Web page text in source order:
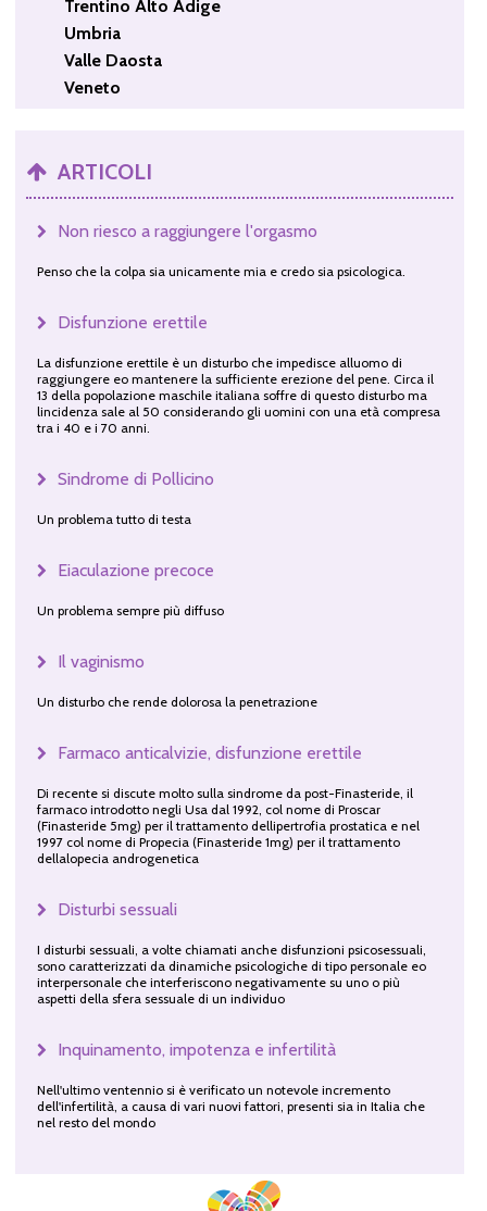
Trentino Alto Adige
Umbria
Valle Daosta
Veneto
ARTICOLI
Non riesco a raggiungere l'orgasmo
Penso che la colpa sia unicamente mia e credo sia psicologica.
Disfunzione erettile
La disfunzione erettile è un disturbo che impedisce alluomo di
raggiungere eo mantenere la sufficiente erezione del pene. Circa il
13 della popolazione maschile italiana soffre di questo disturbo ma
lincidenza sale al 50 considerando gli uomini con una età compresa
tra i 40 e i 70 anni.
Sindrome di Pollicino
Un problema tutto di testa
Eiaculazione precoce
Un problema sempre più diffuso
Il vaginismo
Un disturbo che rende dolorosa la penetrazione
Farmaco anticalvizie, disfunzione erettile
Di recente si discute molto sulla sindrome da post-Finasteride, il
farmaco introdotto negli Usa dal 1992, col nome di Proscar
(Finasteride 5mg) per il trattamento dellipertrofia prostatica e nel
1997 col nome di Propecia (Finasteride 1mg) per il trattamento
dellalopecia androgenetica
Disturbi sessuali
I disturbi sessuali, a volte chiamati anche disfunzioni psicosessuali,
sono caratterizzati da dinamiche psicologiche di tipo personale eo
interpersonale che interferiscono negativamente su uno o più
aspetti della sfera sessuale di un individuo
Inquinamento, impotenza e infertilità
Nell'ultimo ventennio si è verificato un notevole incremento
dell'infertilità, a causa di vari nuovi fattori, presenti sia in Italia che
nel resto del mondo